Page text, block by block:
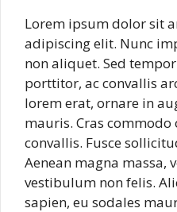
Lorem ipsum dolor sit
adipiscing elit. Nunc
non aliquet. Sed
porttitor, ac convallis
lorem erat, ornare in
mauris. Cras commodo
convallis. Fusce
Aenean magna massa,
vestibulum non felis.
sapien, eu sodales